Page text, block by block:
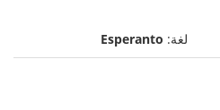
لغة: Esperanto